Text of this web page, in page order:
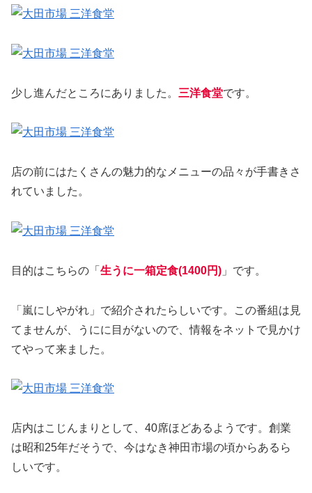
少し進んだところにありました。 三洋食堂です。
店の前にはたくさんの魅力的なメニューの品々が手書きさ
れていました。
目的はこちらの「 生うに一箱定食(1400円) 」です。
「嵐にしやがれ」で紹介されたらしいです。この番組は見
てませんが、うにに目がないので、情報をネットで見かけ
てやって来ました。
店内はこじんまりとして、40席ほどあるようです。創業
は昭和25年だそうで、今はなき神田市場の頃からあるら
しいです。